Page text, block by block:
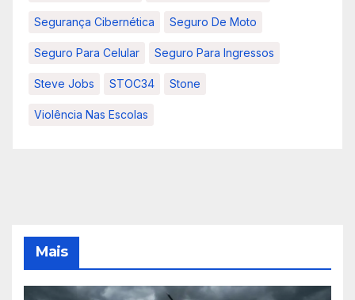
Segurança Cibernética Seguro De Moto
Seguro Para Celular Seguro Para Ingressos
Steve Jobs STOC34 Stone
Violência Nas Escolas
Mais